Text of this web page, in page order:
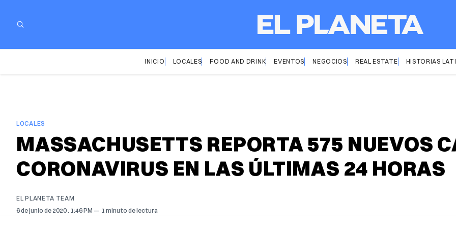
INICIO LOCALES FOOD AND DRINK EVENTOS NEGOCIOS REAL ESTATE HISTORIAS
LOCALES
MASSACHUSETTS REPORTA 575 NUEVOS
CORONAVIRUS EN LAS ÚLTIMAS 24 HORAS
EL PLANETA TEAM
6 de junio de 2020 . 1:46 PM 1 minuto de lectura